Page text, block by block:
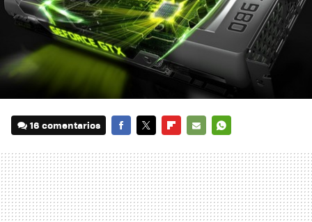
16 comentarios
MAIL